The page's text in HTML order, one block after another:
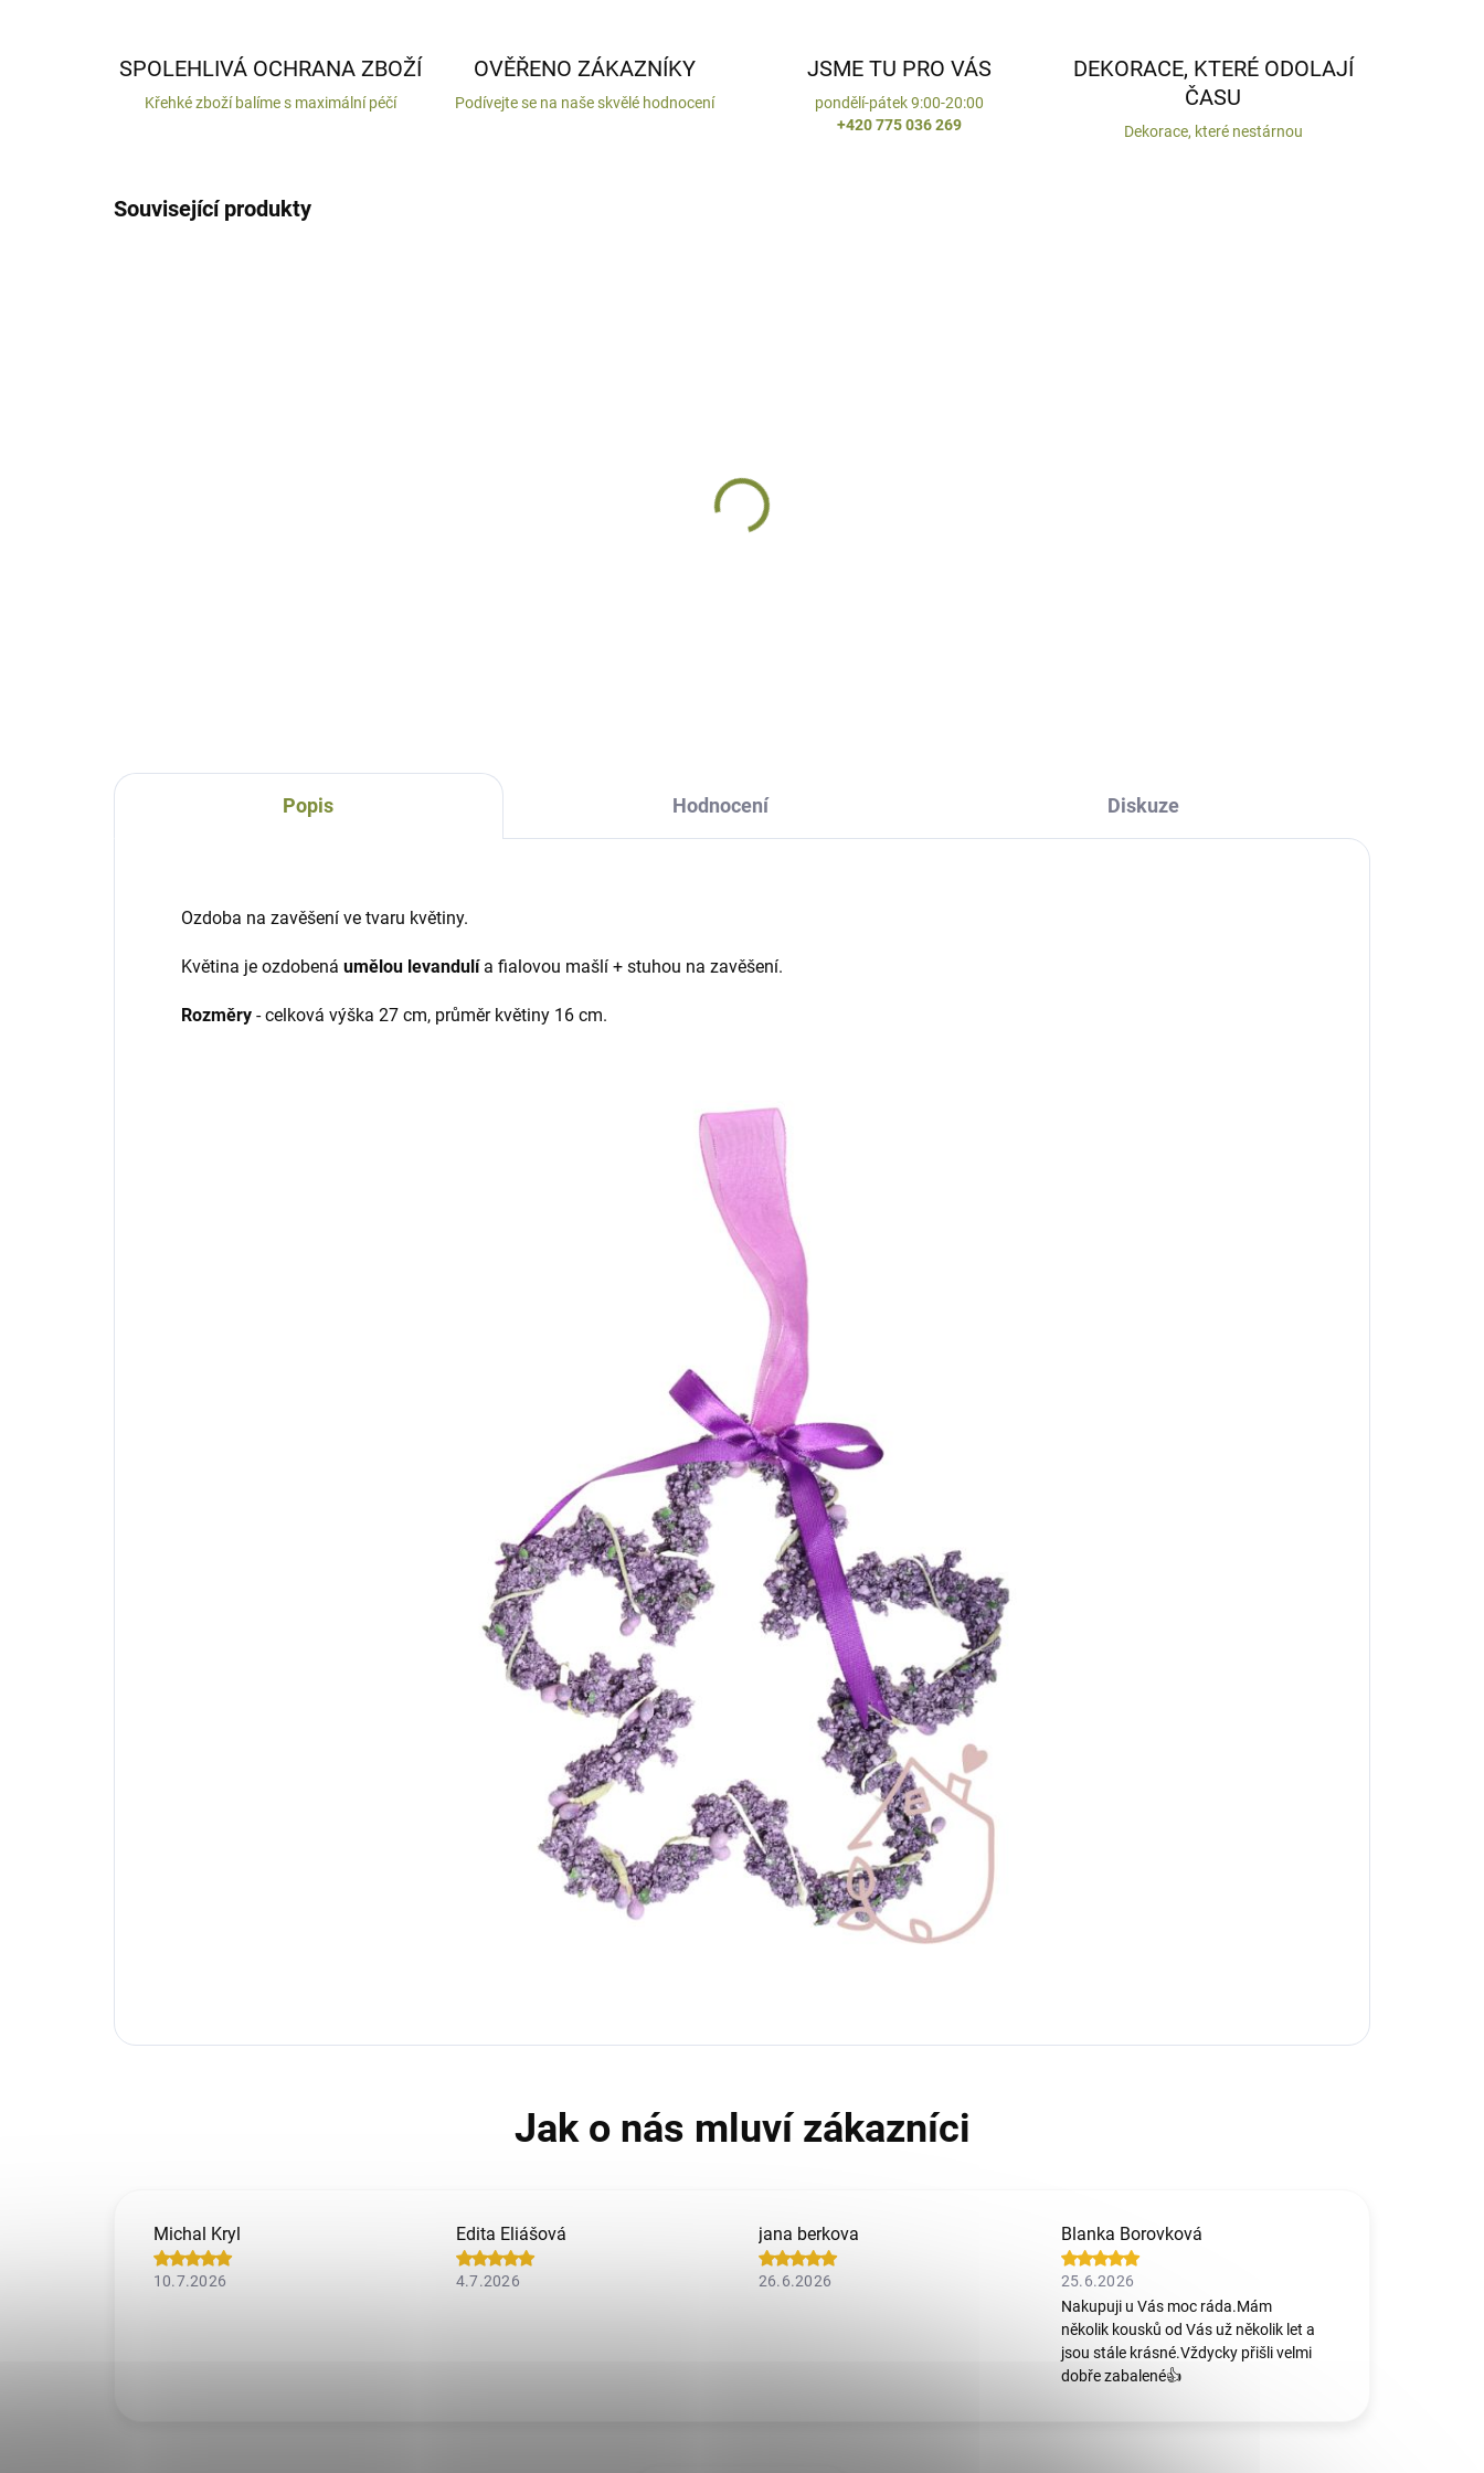
SPOLEHLIVÁ OCHRANA ZBOŽÍ
Křehké zboží balíme s maximální péčí
OVĚŘENO ZÁKAZNÍKY
Podívejte se na naše skvělé hodnocení
JSME TU PRO VÁS
pondělí-pátek 9:00-20:00
+420 775 036 269
DEKORACE, KTERÉ ODOLAJÍ
ČASU
Dekorace, které nestárnou
Související produkty
Popis Hodnocení Diskuze
Ozdoba na zavěšení ve tvaru květiny.
Květina je ozdobená umělou levandulía fialovou mašlí + stuhou na zavěšení.
Rozměry - celková výška 27 cm, průměr květiny 16 cm.
Michal Kryl
10.7.2026
Edita Eliášová
4.7.2026
jana berkova
26.6.2026
Blanka Borovková
25.6.2026
Nakupuji u Vás moc ráda.Mám
několik kousků od Vás už několik let a
jsou stále krásné.Vždycky přišli velmi
dobře zabalené👍